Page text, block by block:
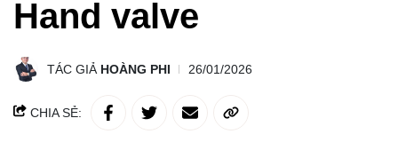
Hand valve
TÁC GIẢ HOÀNG PHI 26/01/2026
CHIA SẺ: